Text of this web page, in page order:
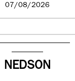
07/08/2026
NEDSON